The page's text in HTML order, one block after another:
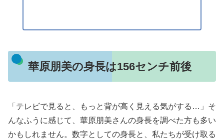
華原朋美の身長は156センチ前後
「テレビで見ると、もっと背が高く見える気がする…」そ
んなふうに感じて、華原朋美さんの身長を調べた方も多い
かもしれません。数字としての身長と、私たちが受け取る